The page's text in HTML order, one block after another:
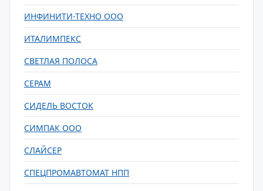
ИНФИНИТИ-ТЕХНО ООО
ИТАЛИМПЕКС
СВЕТЛАЯ ПОЛОСА
СЕРАМ
СИДЕЛЬ ВОСТОК
СИМПАК ООО
СЛАЙСЕР
СПЕЦПРОМАВТОМАТ НПП